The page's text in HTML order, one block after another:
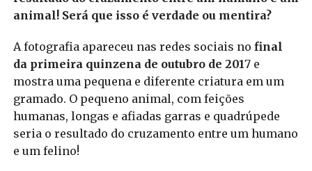
animal! Será que isso é verdade ou mentira?
A fotografia apareceu nas redes sociais no final
da primeira quinzena de outubro de 2017 e
mostra uma pequena e diferente criatura em um
gramado. O pequeno animal, com feições
humanas, longas e afiadas garras e quadrúpede
seria o resultado do cruzamento entre um humano
e um felino!